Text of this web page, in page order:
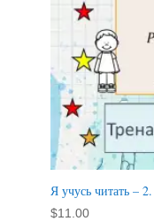
Я учусь читать –
$11.00